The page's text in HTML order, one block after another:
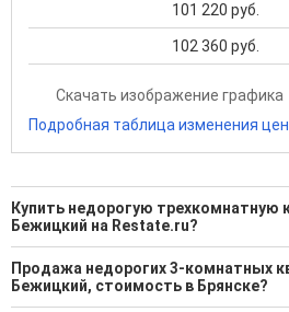
101 220 руб.
102 360 руб.
Скачать изображение графика
Подробная таблица изменения цен
Купить недорогую трехкомнатную
Бежицкий на Restate.ru?
Поможем Купить недорогую
районе Бежицкий?
Продажа недорогих 3-комнатных
Бежицкий, стоимость в Брянске?